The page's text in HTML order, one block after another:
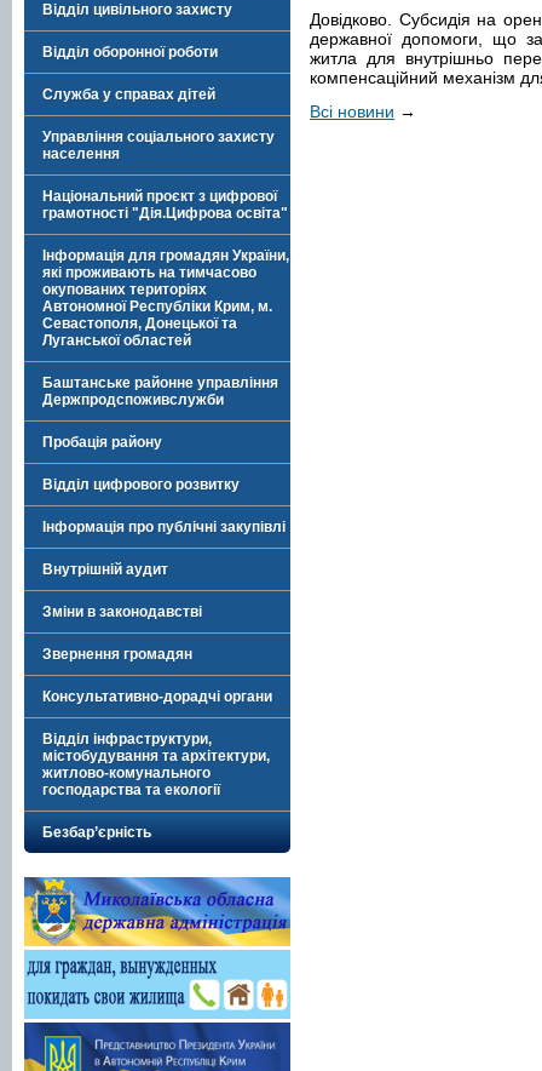
Відділ цивільного захисту
Відділ оборонної роботи
Служба у справах дітей
Управління соціального захисту
населення
Національний проєкт з цифрової
грамотності "Дія.Цифрова освіта"
Інформація для громадян України,
які проживають на тимчасово
окупованих територіях
Автономної Республіки Крим, м.
Севастополя, Донецької та
Луганської областей
Баштанське районне управління
Держпродспоживслужби
Пробація району
Відділ цифрового розвитку
Інформація про публічні закупівлі
Внутрішній аудит
Зміни в законодавстві
Звернення громадян
Консультативно-дорадчі органи
Відділ інфраструктури,
містобудування та архітектури,
житлово-комунального
господарства та екології
Безбар’єрність
Довідково. Субсидія на
державної допомоги, що
житла для внутрішньо
компенсаційний механізм
Всі новини →